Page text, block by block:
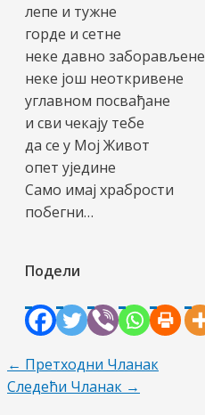
лепе и тужне
горде и сетне
неке давно заборављене
неке још неоткривене
углавном посвађане
и сви чекају тебе
да се у Мој Живот
опет уједине
Само имај храбрости
побегни…
Подели
Пост
навигатион
← Претходни Чланак
Следећи Чланак →